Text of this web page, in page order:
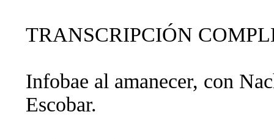
TRANSCRIPCIÓN
Infobae al amanecer, con
Escobar.